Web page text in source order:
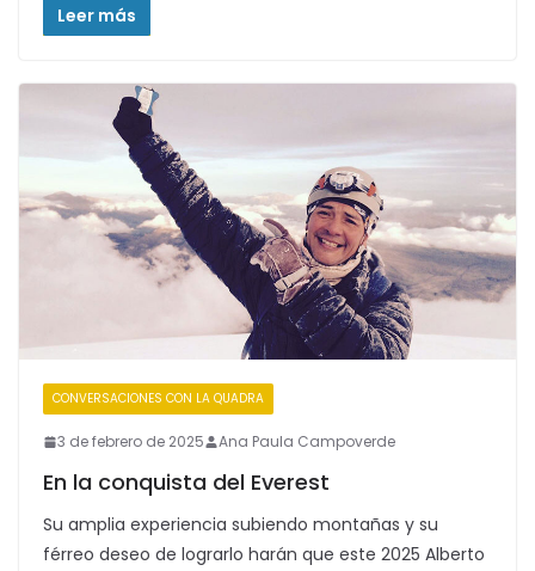
Leer más
CONVERSACIONES CON LA QUADRA
3 de febrero de 2025 Ana Paula Campoverde
En la conquista del Everest
Su amplia experiencia subiendo montañas y su
férreo deseo de lograrlo harán que este 2025 Alberto